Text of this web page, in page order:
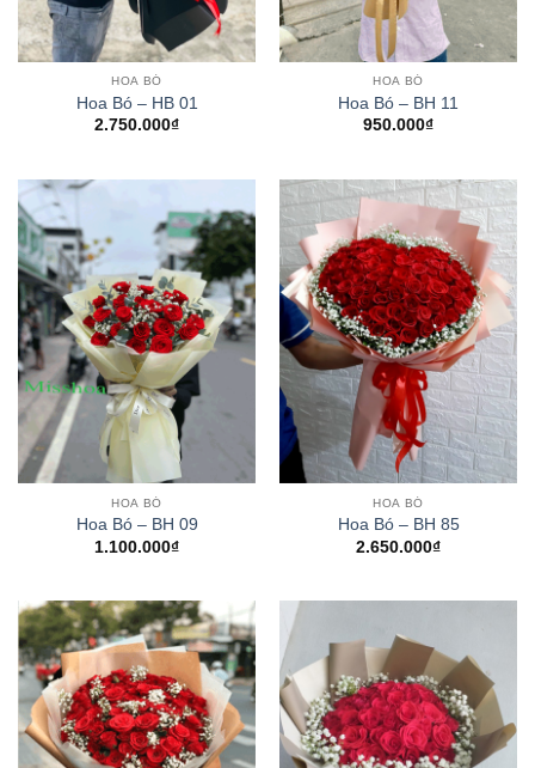
HOA BÓ
Hoa Bó – HB 01
2.750.000₫
HOA BÓ
Hoa Bó – BH 11
950.000₫
HOA BÓ
Hoa Bó – BH 09
1.100.000₫
HOA BÓ
Hoa Bó – BH 85
2.650.000₫